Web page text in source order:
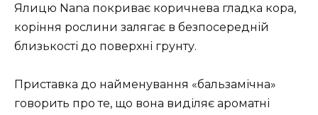
Ялицю Nana покриває коричнева гладка кора,
коріння рослини залягає в безпосередній
близькості до поверхні грунту.
Приставка до найменування «бальзамічна»
говорить про те, що вона виділяє ароматні